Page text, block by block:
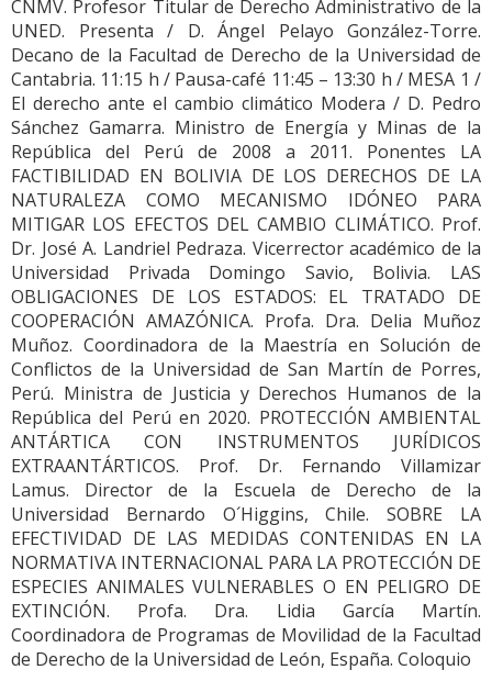
CNMV. Profesor Titular de Derecho Administrativo de la
UNED. Presenta / D. Ángel Pelayo González-Torre.
Decano de la Facultad de Derecho de la Universidad de
Cantabria. 11:15 h / Pausa-café 11:45 – 13:30 h / MESA 1 /
El derecho ante el cambio climático Modera / D. Pedro
Sánchez Gamarra. Ministro de Energía y Minas de la
República del Perú de 2008 a 2011. Ponentes LA
FACTIBILIDAD EN BOLIVIA DE LOS DERECHOS DE LA
NATURALEZA COMO MECANISMO IDÓNEO PARA
MITIGAR LOS EFECTOS DEL CAMBIO CLIMÁTICO. Prof.
Dr. José A. Landriel Pedraza. Vicerrector académico de la
Universidad Privada Domingo Savio, Bolivia. LAS
OBLIGACIONES DE LOS ESTADOS: EL TRATADO DE
COOPERACIÓN AMAZÓNICA. Profa. Dra. Delia Muñoz
Muñoz. Coordinadora de la Maestría en Solución de
Conflictos de la Universidad de San Martín de Porres,
Perú. Ministra de Justicia y Derechos Humanos de la
República del Perú en 2020. PROTECCIÓN AMBIENTAL
ANTÁRTICA CON INSTRUMENTOS JURÍDICOS
EXTRAANTÁRTICOS. Prof. Dr. Fernando Villamizar
Lamus. Director de la Escuela de Derecho de la
Universidad Bernardo O´Higgins, Chile. SOBRE LA
EFECTIVIDAD DE LAS MEDIDAS CONTENIDAS EN LA
NORMATIVA INTERNACIONAL PARA LA PROTECCIÓN DE
ESPECIES ANIMALES VULNERABLES O EN PELIGRO DE
EXTINCIÓN. Profa. Dra. Lidia García Martín.
Coordinadora de Programas de Movilidad de la Facultad
de Derecho de la Universidad de León, España. Coloquio